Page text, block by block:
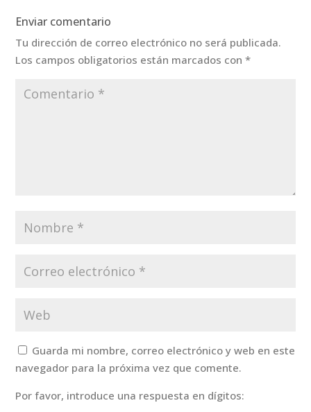
Enviar comentario
Tu dirección de correo electrónico no será publicada.
Los campos obligatorios están marcados con*
Guarda mi nombre, correo electrónico y web en este
navegador para la próxima vez que comente.
Por favor, introduce una respuesta en dígitos: